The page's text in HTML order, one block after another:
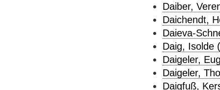
Daiber,
Daichendt,
Daieva-
Daig, Isolde
Daigeler,
Daigeler,
Daigfuß,